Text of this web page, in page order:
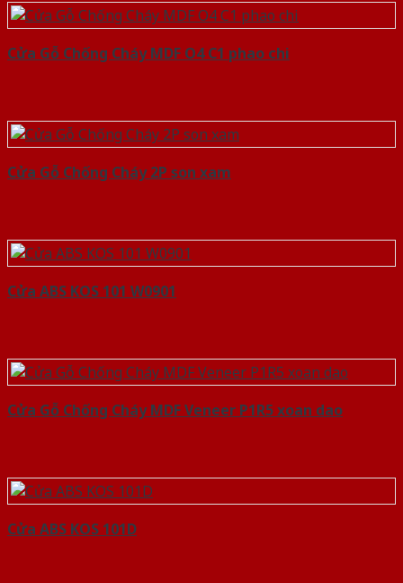
Cửa Gỗ Chống Cháy MDF O4 C1 phao chi
Cửa Gỗ Chống Cháy 2P son xam
Cửa ABS KOS 101 W0901
Cửa Gỗ Chống Cháy MDF Veneer P1R5 xoan dao
Cửa ABS KOS 101D